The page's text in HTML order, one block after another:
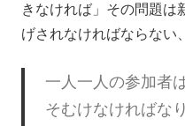
きなければ」その問題は
げされなければならない
一人一人の参加者
そむけなければな